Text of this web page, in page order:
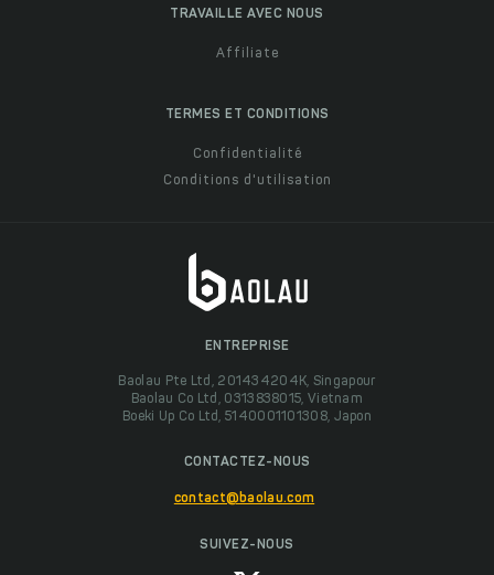
TRAVAILLE AVEC NOUS
Affiliate
TERMES ET CONDITIONS
Confidentialité
Conditions d'utilisation
ENTREPRISE
Baolau Pte Ltd, 201434204K, Singapour
Baolau Co Ltd, 0313838015, Vietnam
Boeki Up Co Ltd, 5140001101308, Japon
CONTACTEZ-NOUS
contact@baolau.com
SUIVEZ-NOUS